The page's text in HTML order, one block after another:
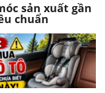
sản xuất gần
chuẩn